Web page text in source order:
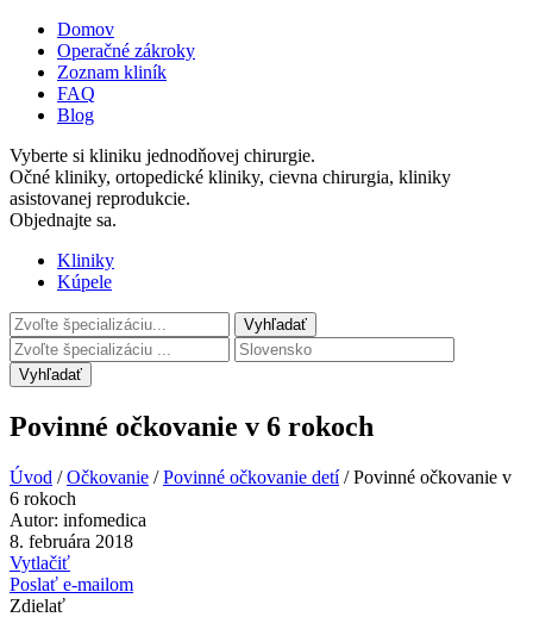
Domov
Operačné zákroky
Zoznam kliník
FAQ
Blog
Vyberte si kliniku jednodňovej chirurgie.
Očné kliniky, ortopedické kliniky, cievna chirurgia, kliniky
asistovanej reprodukcie.
Objednajte sa.
Kliniky
Kúpele
Vyhľadať
Povinné očkovanie v 6 rokoch
Úvod /Očkovanie /Povinné očkovanie detí/Povinné očkovanie v
6 rokoch
Autor: infomedica
8. februára 2018
Vytlačiť
Poslať e-mailom
Zdielať